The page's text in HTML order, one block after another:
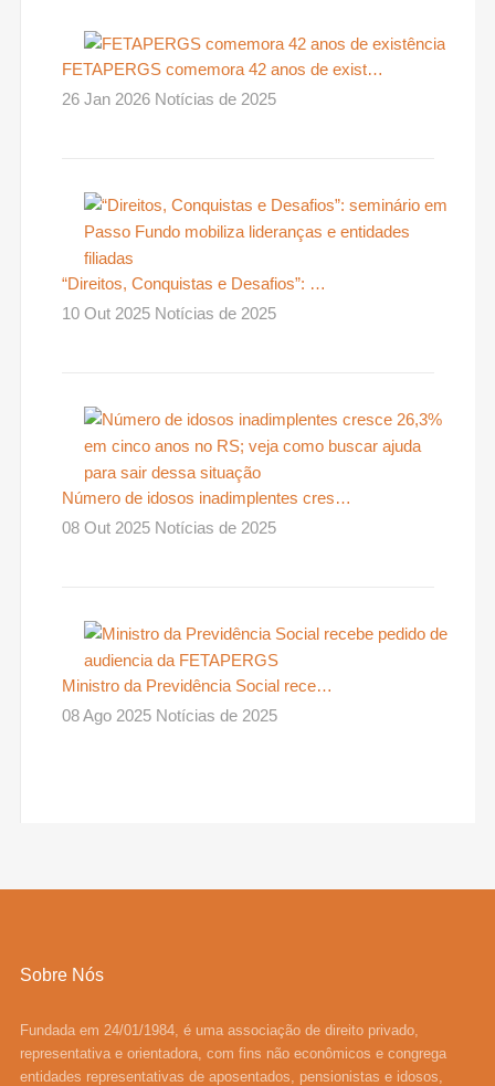
FETAPERGS comemora 42 anos de exist…
26 Jan 2026 Notícias de 2025
“Direitos, Conquistas e Desafios”: …
10 Out 2025 Notícias de 2025
Número de idosos inadimplentes cres…
08 Out 2025 Notícias de 2025
Ministro da Previdência Social rece…
08 Ago 2025 Notícias de 2025
Sobre Nós
Fundada em 24/01/1984, é uma associação de direito privado,
representativa e orientadora, com fins não econômicos e congrega
entidades representativas de aposentados, pensionistas e idosos,